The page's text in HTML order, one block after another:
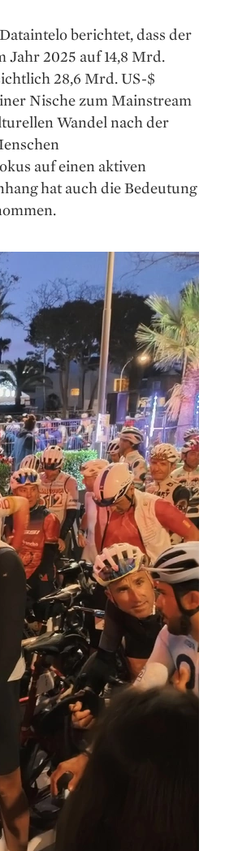
berichtet, dass der
2025 auf 14,8 Mrd.
28,6 Mrd. US-$
Nische zum Mainstream
Wandel nach der
auf einen aktiven
hat auch die Bedeutung